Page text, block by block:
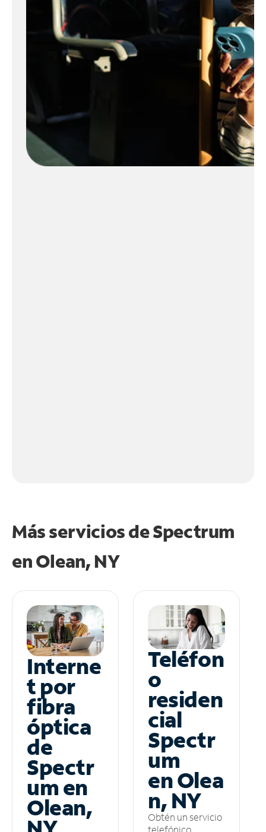
Más servicios de Spectrum
enOlean, NY
Interne
t por
fibra
óptica
de
Spectr
um en
Olean,
Teléfon
o
residen
cial
Spectr
um
en Olea
n, NY
Obtén un servicio
telefónico